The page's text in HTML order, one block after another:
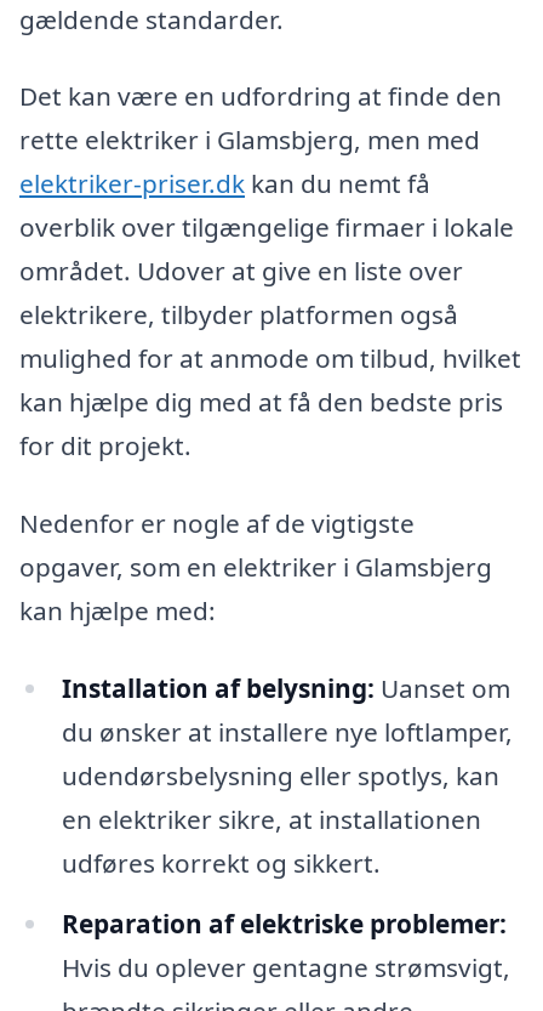
gældende standarder.
Det kan være en udfordring at finde den
rette elektriker i Glamsbjerg, men med
elektriker-priser.dk kan du nemt få
overblik over tilgængelige firmaer i lokale
området. Udover at give en liste over
elektrikere, tilbyder platformen også
mulighed for at anmode om tilbud, hvilket
kan hjælpe dig med at få den bedste pris
for dit projekt.
Nedenfor er nogle af de vigtigste
opgaver, som en elektriker i Glamsbjerg
kan hjælpe med:
Installation af belysning: Uanset om
du ønsker at installere nye loftlamper,
udendørsbelysning eller spotlys, kan
en elektriker sikre, at installationen
udføres korrekt og sikkert.
Reparation af elektriske problemer:
Hvis du oplever gentagne strømsvigt,